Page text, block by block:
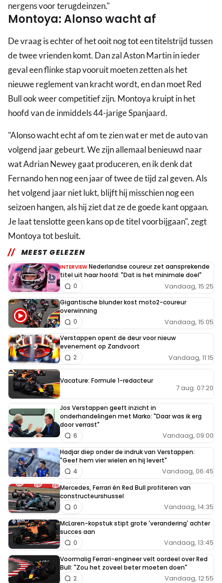
nergens voor terugdeinzen."
Montoya: Alonso wacht af
De vraag is echter of het ooit nog tot een titelstrijd tussen
de twee vrienden komt. Dan zal Aston Martin in ieder
geval een flinke stap vooruit moeten zetten als het
nieuwe reglement van kracht wordt, en dan moet Red
Bull ook weer competitief zijn. Montoya kruipt in het
hoofd van de inmiddels 44-jarige Spanjaard.
"Alonso wacht echt af om te zien wat er met de auto van
volgend jaar gebeurt. We zijn allemaal benieuwd naar
wat Adrian Newey gaat produceren, en ik denk dat
Fernando hen nog een jaar of twee de tijd zal geven. Als
het volgend jaar niet lukt, blijft hij misschien nog een
seizoen hangen, als hij ziet dat ze de goede kant opgaan.
Je laat tenslotte geen kans op de titel voorbijgaan", zegt
Montoya tot besluit.
MEEST GELEZEN
INTERVIEW Nederlandse coureur zet aansprekende
titel uit haar hoofd: "Dat is het minimale doel"
Vandaag, 15:25
0
Gigantische blunder kost moto2-coureur
overwinning
Vandaag, 15:05
0
Verstappen opent de deur voor nieuw
evenement op Zandvoort
Vandaag, 11:15
2
Vacature: Formule 1-redacteur
7 aug. 07:20
Jos Verstappen geeft inzicht in
onderhandelingen met Marko: "Daar was ik erg
door verrast"
Vandaag, 09:00
6
Hadjar diep onder de indruk van Verstappen:
"Geef hem vier wielen en hij levert"
Vandaag, 06:45
4
Mercedes, Ferrari én Red Bull profiteren van
constructeurshussel
Vandaag, 14:35
0
McLaren-kopstuk stipt grote 'verandering' achter
succes aan
Vandaag, 13:45
0
Voormalig Ferrari-engineer velt oordeel over Red
Bull: "Zou het zoveel beter moeten doen"
Vandaag, 12:55
2